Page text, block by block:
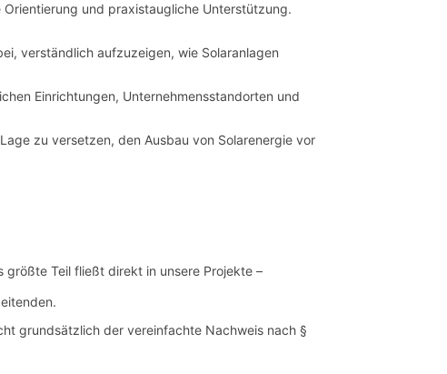
und praxistaugliche Unterstützung.
verständlich aufzuzeigen, wie Solaranlagen
Einrichtungen, Unternehmensstandorten und
zu versetzen, den Ausbau von Solarenergie vor
größte Teil fließt direkt in unsere Projekte –
grundsätzlich der vereinfachte Nachweis nach §